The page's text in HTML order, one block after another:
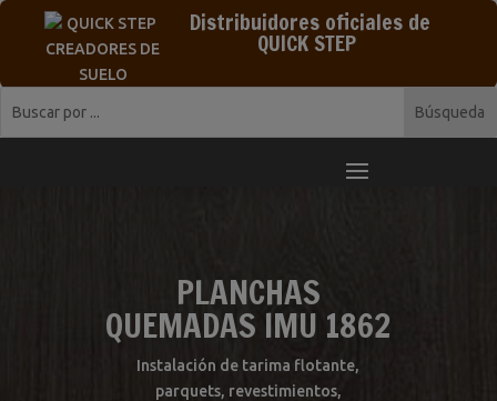
Distribuidores oficiales de
QUICK STEP
PLANCHAS
QUEMADAS IMU 1862
Instalación de tarima flotante,
parquets, revestimientos,